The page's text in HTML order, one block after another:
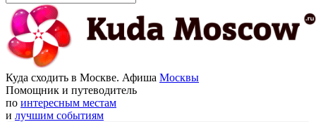
Куда сходить в Москве. Афиша Москвы
Помощник и путеводитель
по интересным местам
и лучшим событиям